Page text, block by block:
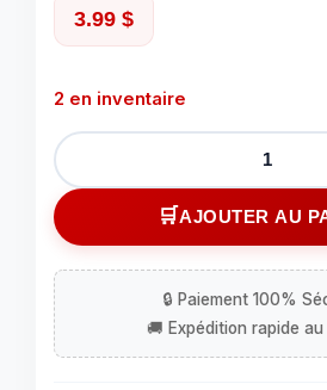
3.99 $
2 en inventaire
quantité
de
Circuit
intégré
TDA2541
à
16
AJOUTER AU